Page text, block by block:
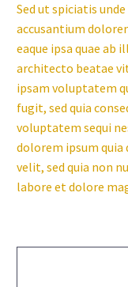
Sed ut spiciatis
accusantium
eaque ipsa quae ab
architecto beatae
ipsam voluptatem
fugit, sed quia
voluptatem sequi
dolorem ipsum
velit, sed quia non
labore et dolore